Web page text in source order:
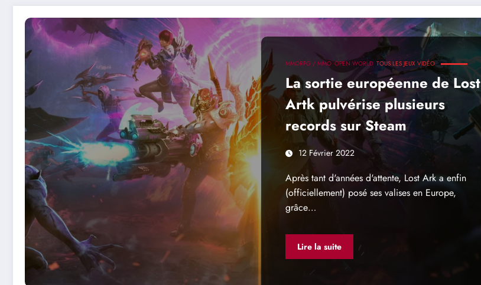
MMORPG / MMO OPEN WORLD TOUS LES JEUX VIDÉO
La sortie européenne de Lost
Artk pulvérise plusieurs
records sur Steam
12 Février 2022
Après tant d'années d'attente, Lost Ark a enfin
(officiellement) posé ses valises en Europe,
grâce…
Lire la suite